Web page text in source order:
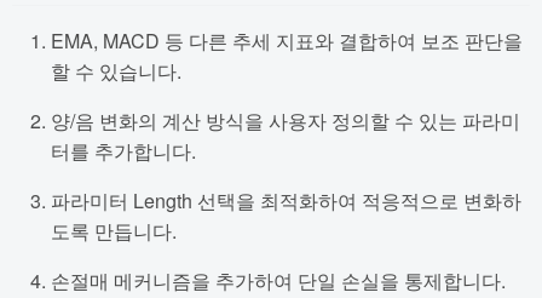
EMA, MACD 등 다른 추세 지표와 결합하여 보조 판단을
할 수 있습니다.
양/음 변화의 계산 방식을 사용자 정의할 수 있는 파라미
터를 추가합니다.
파라미터 Length 선택을 최적화하여 적응적으로 변화하
도록 만듭니다.
손절매 메커니즘을 추가하여 단일 손실을 통제합니다.